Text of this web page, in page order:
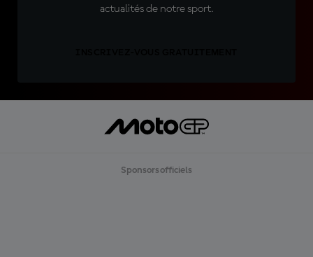
actualités de notre sport.
Sponsors officiels